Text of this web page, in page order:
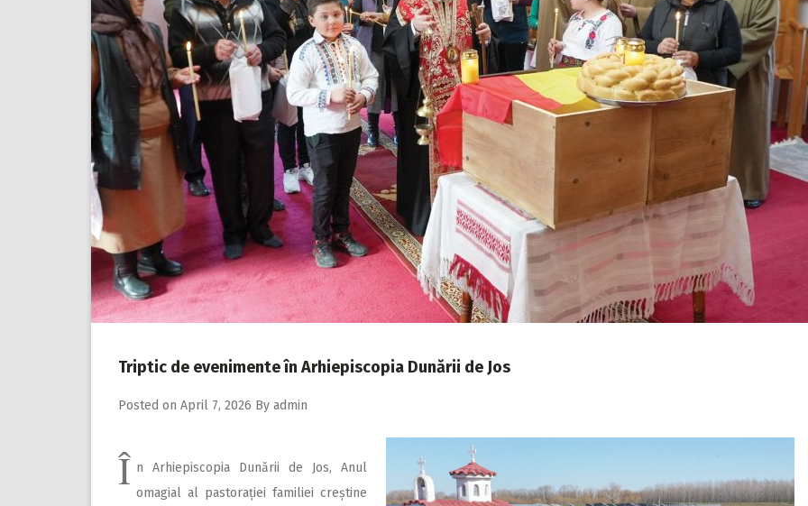
Triptic de evenimente în Arhiepiscopia Dunării de Jos
Posted on April 7, 2026 By admin
Î n Arhiepiscopia Dunării de Jos, Anul
omagial al pastorației familiei creștine